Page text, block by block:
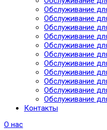
Обслуживание
Обслуживание
Обслуживание
Обслуживание
Обслуживание
Обслуживание
Обслуживание
Обслуживание
Обслуживание
Обслуживание
Обслуживание
Контакты
О нас